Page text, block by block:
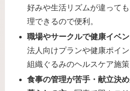
好みや生活リズムが違って
理できるので便利。
職場やサークルで健康イベ
法人向けプランや健康ポイ
組織ぐるみのヘルスケア施策
食事の管理が苦手・献立決